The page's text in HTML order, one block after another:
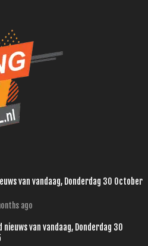
van vandaag, Donderdag 30 October
ago
nieuws van vandaag, Donderdag 30